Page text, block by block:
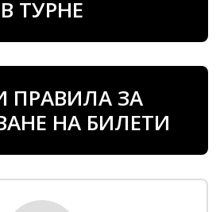
В ТУРНЕ
ПРАВИЛА ЗА
НА БИЛЕТИ